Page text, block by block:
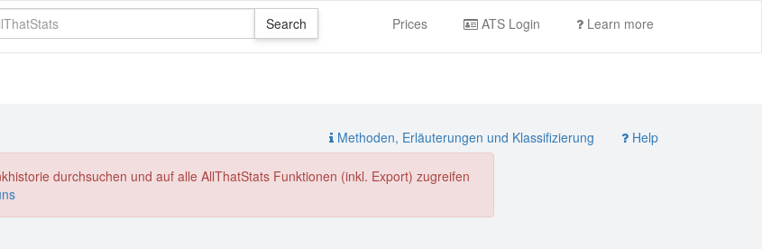
Prices ATS Login Learn more
Methoden, Erläuterungen und Klassifizierung Help
durchsuchen und auf alle AllThatStats Funktionen (inkl. Export) zugreifen